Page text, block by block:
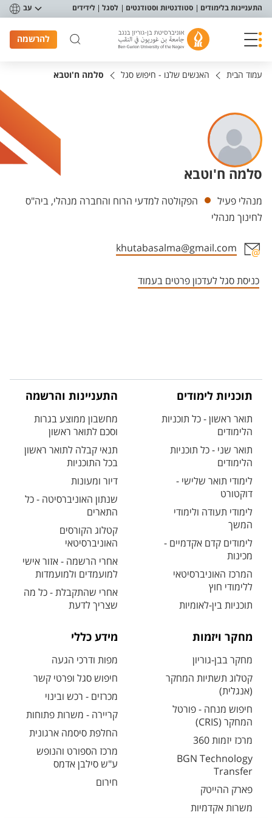
תפריט נגישות
התעניינות בלימודים סטודנטיות וסטודנטים לסגל לידידים עב
להרשמה
עמוד הבית האנשים שלנו - חיפוש סגל סלמה ח'וטבא
סלמה ח'וטבא
יחידות
מנהלי פעיל
הפקולטה למדעי הרוח והחברה מנהלי, ביה"ס
לחינוך מנהלי
khutabasalma@gmail.com
כניסת סגל לעדכון פרטים בעמוד
תוכניות לימודים
תואר ראשון - כל תוכניות
הלימודים
תואר שני - כל תוכניות
הלימודים
לימודי תואר שלישי -
דוקטורט
לימודי תעודה ולימודי
המשך
לימודים קדם אקדמיים -
מכינות
המרכז האוניברסיטאי
ללימודי חוץ
תוכניות בין-לאומיות
התעניינות והרשמה
מחשבון ממוצע בגרות
וסכם לתואר ראשון
תנאי קבלה לתואר ראשון
בכל התוכניות
דיור ומעונות
שנתון האוניברסיטה - כל
התארים
קטלוג הקורסים
האוניברסיטאי
אחרי הרשמה - אזור אישי
למועמדים ולמועמדות
אחרי שהתקבלת - כל מה
שצריך לדעת
מחקר ויזמות
מחקר בבן-גוריון
קטלוג תשתיות המחקר
(אנגלית)
חיפוש מנחה - פורטל
המחקר (CRIS)
מרכז יזמות 360
BGN Technology
Transfer
פארק ההייטק
משרות אקדמיות
מידע כללי
מפות ודרכי הגעה
חיפוש סגל ופרטי קשר
מכרזים - רכש ובינוי
קריירה - משרות פתוחות
החלפת סיסמה ארגונית
מרכז הספורט והנופש
ע"ש סילבן אדמס
חירום